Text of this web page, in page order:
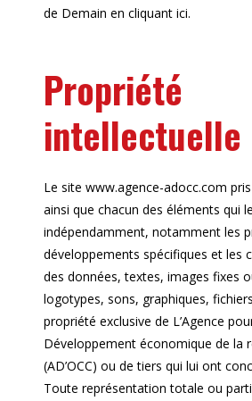
de Demain en cliquant ici.
Propriété
intellectuelle
Le site www.agence-adocc.com
ainsi que chacun des éléments qui
indépendamment, notamment les
développements spécifiques et les
des données, textes, images fixes
logotypes, sons, graphiques,
propriété exclusive de L’Agence
Développement économique de la
(AD’OCC) ou de tiers qui lui ont
Toute représentation totale ou